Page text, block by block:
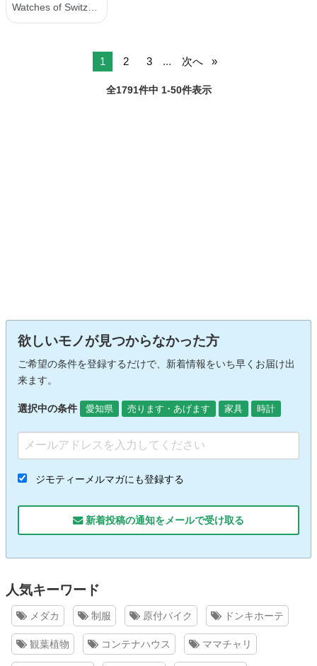
1 2 3 ... 次へ
全1791件中 1-50件表示
欲しいモノが見つからなかった方
ご希望の条件を登録するだけで、新着情報をいち早くお届け出
来ます。
選択中の条件 愛知県 売ります・あげます 家具 時計
ジモティーメルマガにも登録する
新着投稿の通知をメールで受け取る
人気キーワード
メダカ 制服 原付バイク ドンキホーテ
観葉植物 コンテナハウス ママチャリ